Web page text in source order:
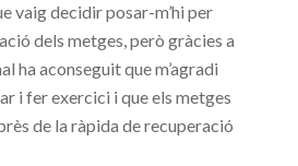
vaig decidir posar-m’hi per
dels metges, però gràcies a
ha aconseguit que m’agradi
i fer exercici i que els metges
de la ràpida de recuperació